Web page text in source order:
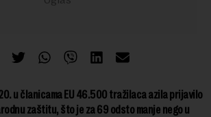
u članicama EU 46.500 tražilaca azila prijavilo
zaštitu, što je za 69 odsto manje nego u